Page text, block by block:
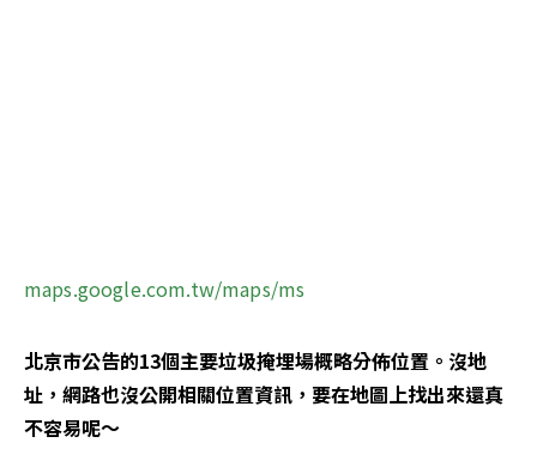
maps.google.com.tw/maps/ms
北京市公告的13個主要垃圾掩埋場概略分佈位置。沒地
址，網路也沒公開相關位置資訊，要在地圖上找出來還真
不容易呢～